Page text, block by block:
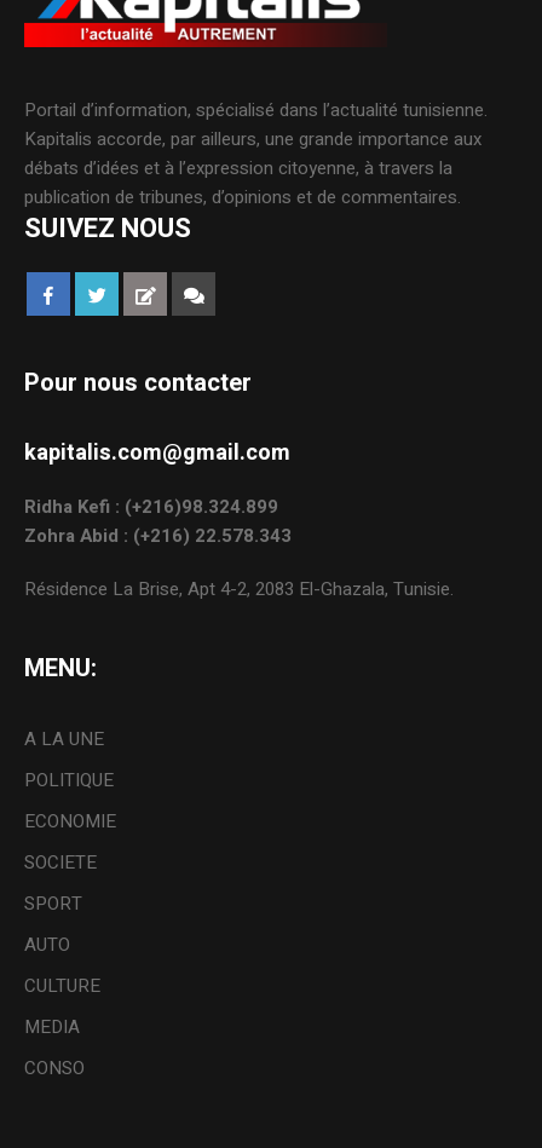
Portail d’information, spécialisé dans l’actualité tunisienne.
Kapitalis accorde, par ailleurs, une grande importance aux
débats d’idées et à l’expression citoyenne, à travers la
publication de tribunes, d’opinions et de commentaires.
SUIVEZ NOUS
Pour nous contacter
kapitalis.com@gmail.com
Ridha Kefi : (+216)98.324.899
Zohra Abid : (+216) 22.578.343
Résidence La Brise, Apt 4-2, 2083 El-Ghazala, Tunisie.
MENU:
A LA UNE
POLITIQUE
ECONOMIE
SOCIETE
SPORT
AUTO
CULTURE
MEDIA
CONSO